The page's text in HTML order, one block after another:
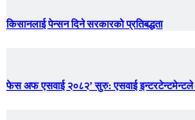
किसानलाई पेन्सन दिने सरकारको प्रतिबद्धता
फेस अफ एसवाई २०८२’ सुरु: एसवाई इन्टरटेन्टमेन्टले